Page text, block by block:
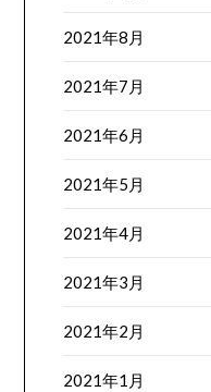
2021年8月
2021年7月
2021年6月
2021年5月
2021年4月
2021年3月
2021年2月
2021年1月